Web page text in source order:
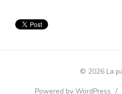
© 2026 La
Powered by WordPress /